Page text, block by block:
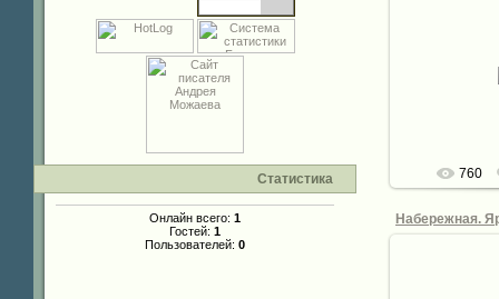
Статистика
Онлайн всего: 1
Гостей: 1
Пользователей: 0
760
Набережная.